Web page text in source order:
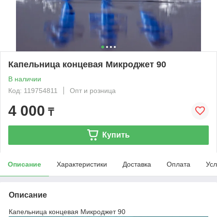
Капельница концевая Микроджет 90
В наличии
Код: 119754811
Опт и розница
4 000 ₸
Купить
Описание Характеристики Доставка Оплата
Описание
Капельница концевая Микроджет 90